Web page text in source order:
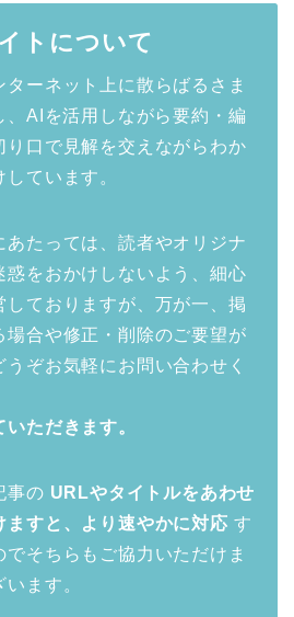
トについて
ーネット上に散らばるさま
、AIを活用しながら要約・編
り口で見解を交えながらわか
ています。
あたっては、読者やオリジナ
惑をおかけしないよう、細心
しておりますが、万が一、掲
場合や修正・削除のご要望が
ぞお気軽にお問い合わせく
ただきます。
事の URLやタイトルをあわせ
ますと、より速やかに対応 す
でそちらもご協力いただけま
ます。